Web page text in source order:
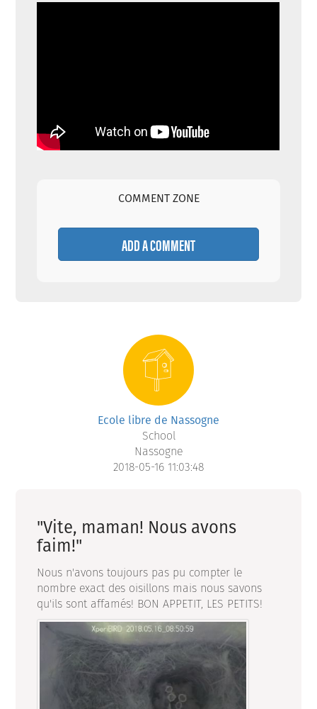
COMMENT ZONE
ADD A COMMENT
Ecole libre de Nassogne
School
Nassogne
2018-05-16 11:03:48
"Vite, maman! Nous avons
faim!"
Nous n'avons toujours pas pu compter le
nombre exact des oisillons mais nous savons
qu'ils sont affamés! BON APPETIT, LES PETITS!